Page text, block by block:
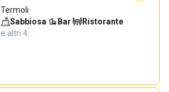
Termoli
Sabbiosa· Bar· Ristorante·
e altri 4…